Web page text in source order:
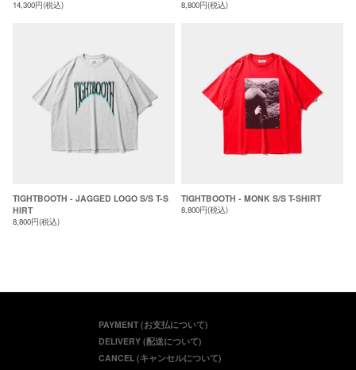
14,300円(税込) 8,800円(税込)
TIGHTBOOTH - JAGGED LOGO S/S T-S
HIRT
8,800円(税込)
TIGHTBOOTH - MONK S/S T-SHIRT
8,800円(税込)
PAYMENT (お支払について)
DELIVERY (配送について)
CANCEL (キャンセルについて)